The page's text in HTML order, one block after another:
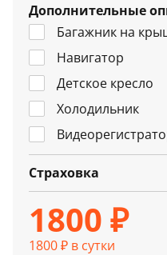
Дополнительные
Багажник на
Навигатор
Детское кресло
Холодильник
Страховка
1800 ₽
1800 ₽ в сутки